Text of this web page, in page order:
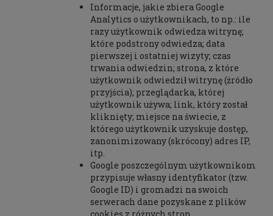
Informacje, jakie zbiera Google
Analytics o użytkownikach, to np.: ile
razy użytkownik odwiedza witrynę;
które podstrony odwiedza; data
pierwszej i ostatniej wizyty; czas
trwania odwiedzin; strona, z które
użytkownik odwiedził witrynę (źródło
przyjścia); przeglądarka, której
użytkownik używa; link, który został
kliknięty; miejsce na świecie, z
którego użytkownik uzyskuje dostęp,
zanonimizowany (skrócony) adres IP,
itp.
Google poszczególnym użytkownikom
przypisuje własny identyfikator (tzw.
Google ID) i gromadzi na swoich
serwerach dane pozyskane z plików
cookies z różnych stron